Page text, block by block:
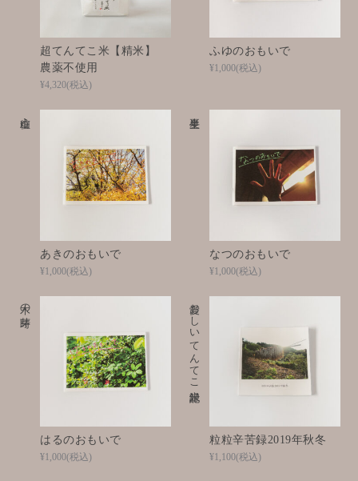
超てんてこ米【精米】
農薬不使用
¥4,320(税込)
ふゆのおもいで
¥1,000(税込)
あきのおもいで
山粧う
¥1,000(税込)
なつのおもいで
¥1,000(税込)
はるのおもいで
木の芽時
¥1,000(税込)
粒粒辛苦録2019年秋冬
愛おしいてんてこ米記録
¥1,100(税込)